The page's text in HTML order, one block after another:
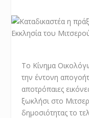
Το Κίνημα
την έντονη
αποτρόπαιες
ξωκλήσι στο
δημοσιότητας το